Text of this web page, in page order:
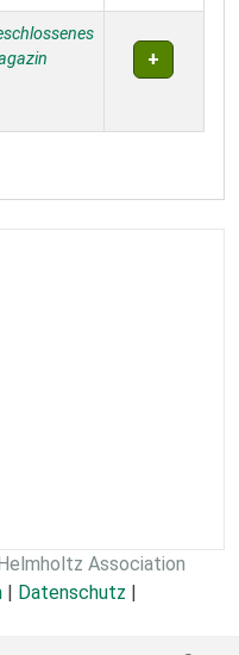
Association
| Datenschutz |